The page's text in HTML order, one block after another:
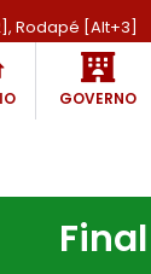
Rodapé [Alt+3]
GOVERNO